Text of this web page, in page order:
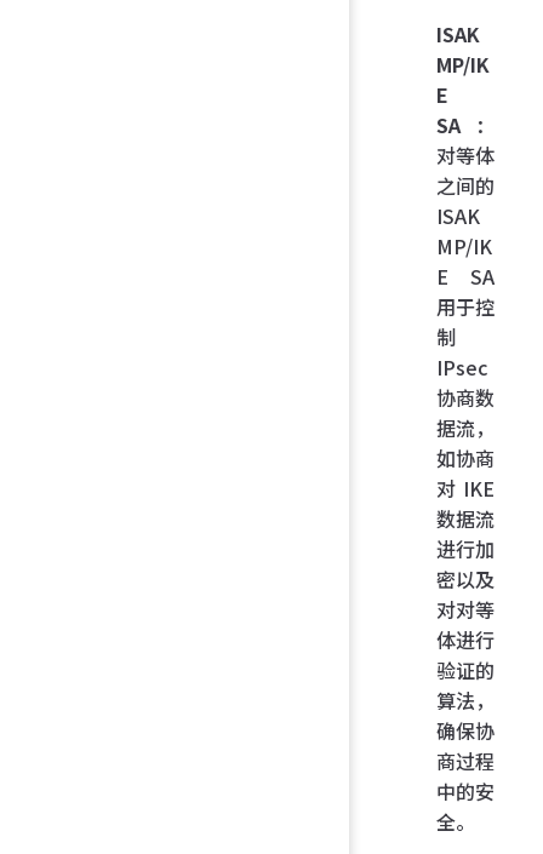
ISAK
MP/IK
E
SA ：
对等体
之间的
ISAK
MP/IK
E SA
用于控
制
IPsec
协商数
据流，
如协商
对 IKE
数据流
进行加
密以及
对对等
体进行
验证的
算法，
确保协
商过程
中的安
全。